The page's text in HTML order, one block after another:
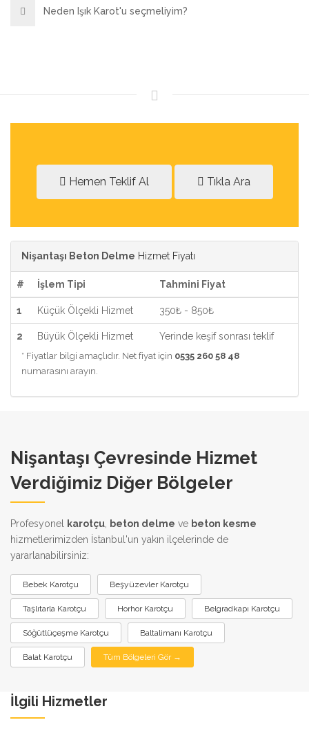
Neden Işık Karot'u seçmeliyim?
Hemen Teklif Al Tıkla Ara
Nişantaşı Beton Delme Hizmet Fiyatı
# İşlem Tipi Tahmini Fiyat
1 Küçük Ölçekli Hizmet 350₺ - 850₺
2 Büyük Ölçekli Hizmet Yerinde keşif sonrası teklif
* Fiyatlar bilgi amaçlıdır. Net fiyat için 0535 260 58 48
numarasını arayın.
Nişantaşı Çevresinde Hizmet
Verdiğimiz Diğer Bölgeler
Profesyonel karotçu beton delme ve beton kesme
hizmetlerimizden İstanbul'un yakın ilçelerinde de
yararlanabilirsiniz:
Bebek Karotçu Beşyüzevler Karotçu
Taşlıtarla Karotçu Horhor Karotçu Belgradkapı Karotçu
Söğütlüçeşme Karotçu Baltalimanı Karotçu
Balat Karotçu Tüm Bölgeleri Gör →
İlgili Hizmetler